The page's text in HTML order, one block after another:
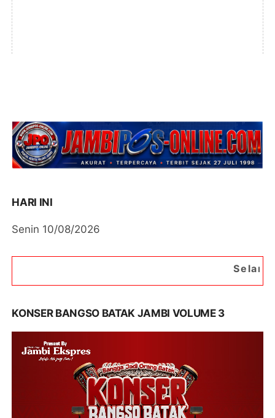
HARI INI
Senin 10/08/2026
Selamat Datang di
KONSER BANGSO BATAK JAMBI VOLUME 3